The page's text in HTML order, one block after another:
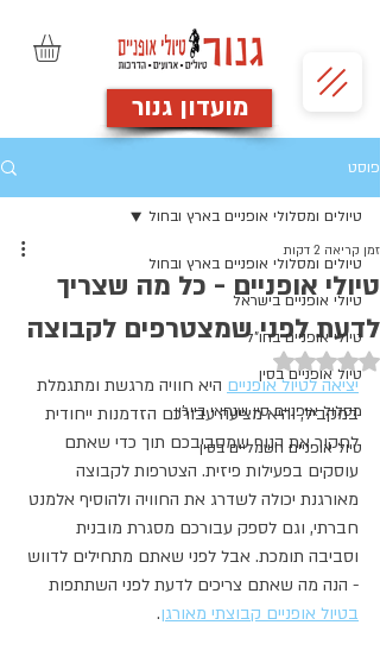
מועדון גנור
פוסט
טיולים ומסלולי אופניים בארץ ובחול
טיולי אופניים בישראל
טיולי אופניים בחו"ל
טיול אופניים בסין
מסלול אופניים סין שנחאי בייג'ין
טיול אופניים חשמליים בסין
טיולים ומסלולי אופניים בארץ ובחול
טיולי אופניים - כל מה שצריך
לדעת לפני שמצטרפים לקבוצה
זמן קריאה 2 דקות
דירוג של NaN מתוך 5 כוכבים
יציאה לטיול אופניים היא חוויה מרגשת ומתגמלת
במקביל, והיא מציעה עבורכם הזדמנות ייחודית
לחקור את הנוף שמסביבכם תוך כדי שאתם
עוסקים בפעילות פיזית. הצטרפות לקבוצה
מאורגנת יכולה לשדרג את החוויה ולהוסיף אלמנט
חברתי, וגם לספק עבורכם מסגרת מובנית
וסביבה תומכת. אבל לפני שאתם מתחילים לדווש
- הנה מה שאתם צריכים לדעת לפני השתתפות
בטיול אופניים קבוצתי מאורגן.